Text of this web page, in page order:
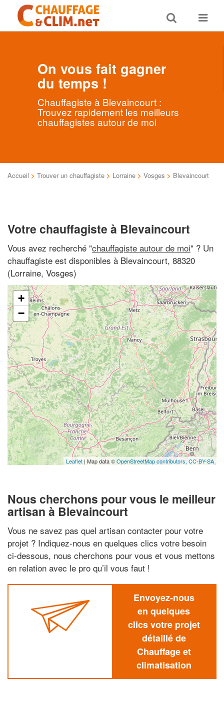
Toggle
search
Toggle
On vous fait gagner
du temps !
Chauffagiste à Blevaincourt :
Trouvez rapidement les meilleurs
chauffagistes autour de moi
Accueil > Trouver un chauffagiste > Lorraine > Vosges > Blevaincourt
Votre chauffagiste à Blevaincourt
Vous avez recherché "chauffagiste autour de moi" ? Un
chauffagiste est disponibles à Blevaincourt, 88320
(Lorraine, Vosges)
+
−
Leaflet | Map data ©OpenStreetMap contributors,CC-BY-SA
Nous cherchons pour vous le meilleur
artisan à Blevaincourt
Vous ne savez pas quel artisan contacter pour votre
projet ? Indiquez-nous en quelques clics votre besoin
ci-dessous, nous cherchons pour vous et vous mettons
en relation avec le pro qu’il vous faut !
Envoyez-nous
en quelques
clics votre projet
détaillé de
Chauffage et
climatisation